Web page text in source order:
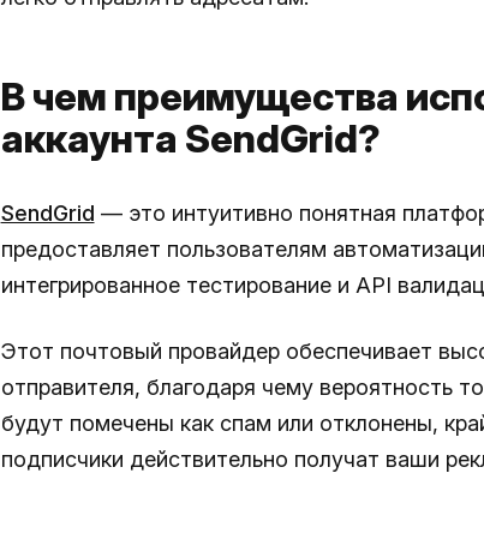
В чем преимущества
аккаунта SendGrid?
SendGrid — это интуитивно понятная
предоставляет пользователям
интегрированное тестирование и API
Этот почтовый провайдер обеспечивает
отправителя, благодаря чему вероятность
будут помечены как спам или отклонены,
подписчики действительно получат ваши